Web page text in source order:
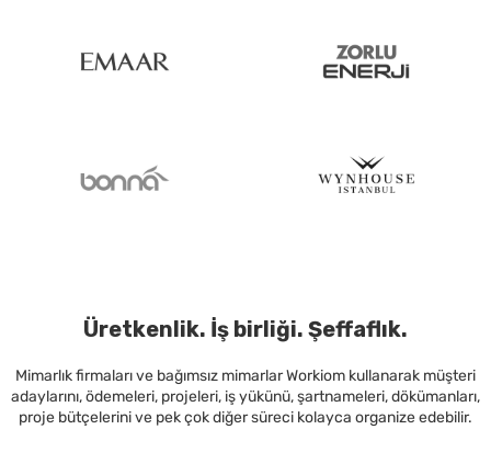
Üretkenlik. İş birliği. Şeffaflık.
Mimarlık firmaları ve bağımsız mimarlar Workiom kullanarak müşteri
adaylarını, ödemeleri, projeleri, iş yükünü, şartnameleri, dökümanları,
proje bütçelerini ve pek çok diğer süreci kolayca organize edebilir.